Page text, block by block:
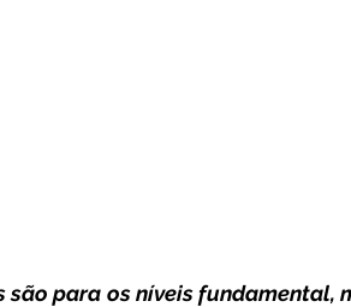
são para os níveis fundamental,